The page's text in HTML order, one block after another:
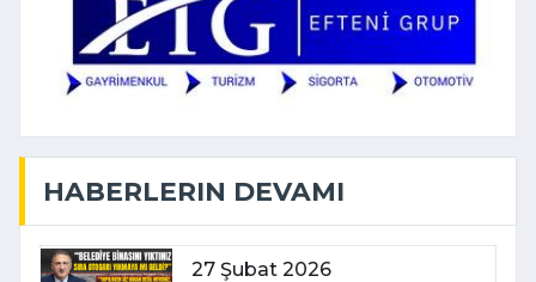
HABERLERIN DEVAMI
27 Şubat 2026